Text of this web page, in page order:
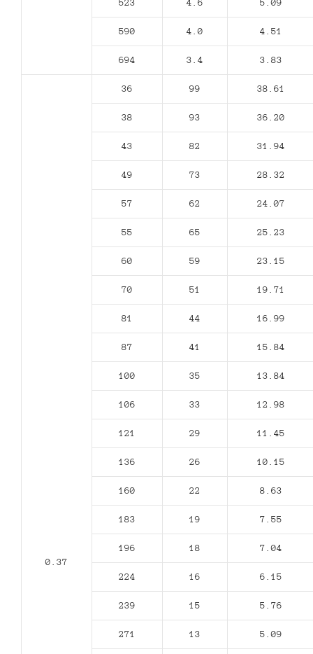
523 4.6 5.09
590 4.0 4.51
694 3.4 3.83
0.37
36 99 38.61
38 93 36.20
43 82 31.94
49 73 28.32
57 62 24.07
55 65 25.23
60 59 23.15
70 51 19.71
81 44 16.99
87 41 15.84
100 35 13.84
106 33 12.98
121 29 11.45
136 26 10.15
160 22 8.63
183 19 7.55
196 18 7.04
224 16 6.15
239 15 5.76
271 13 5.09